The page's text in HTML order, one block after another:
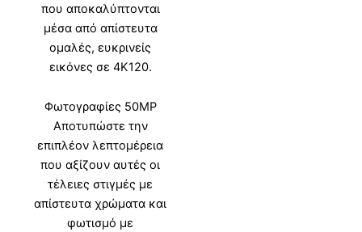
που αποκαλύπτονται
μέσα από απίστευτα
ομαλές, ευκρινείς
εικόνες σε 4K120.
Φωτογραφίες 50MP
Αποτυπώστε την
επιπλέον λεπτομέρεια
που αξίζουν αυτές οι
τέλειες στιγμές με
απίστευτα χρώματα και
φωτισμό με